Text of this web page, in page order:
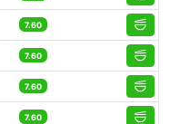
7.60
7.60
7.60
7.60